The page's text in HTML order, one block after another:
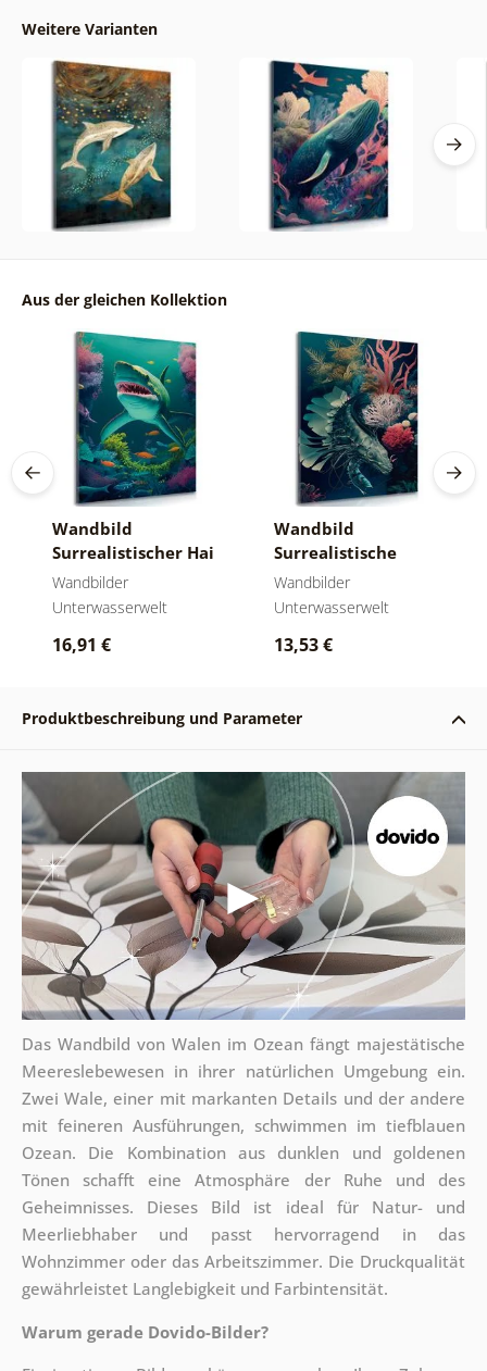
Weitere Varianten
Aus der gleichen Kollektion
Wandbild
Surrealistischer Hai
Wandbilder
Unterwasserwelt
16,91 €
Wandbild
Surrealistische
Garnele
Wandbilder
Unterwasserwelt
13,53 €
Produktbeschreibung und Parameter
Das Wandbild von Walen im Ozean fängt majestätische
Meereslebewesen in ihrer natürlichen Umgebung ein.
Zwei Wale, einer mit markanten Details und der andere
mit feineren Ausführungen, schwimmen im tiefblauen
Ozean. Die Kombination aus dunklen und goldenen
Tönen schafft eine Atmosphäre der Ruhe und des
Geheimnisses. Dieses Bild ist ideal für Natur- und
Meerliebhaber und passt hervorragend in das
Wohnzimmer oder das Arbeitszimmer. Die Druckqualität
gewährleistet Langlebigkeit und Farbintensität.
Warum gerade Dovido-Bilder?